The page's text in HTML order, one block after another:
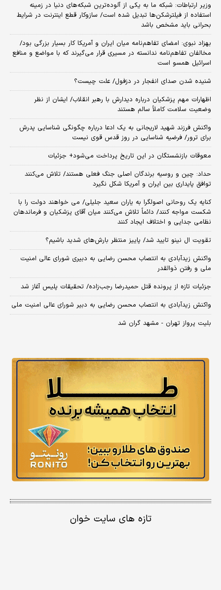
وزیر ارتباطات: شبکه ما به یکی از آلوده‌ترین شبکه‌های دنیا در زمینه
استفاده از فیلترشکن‌ها تبدیل شده است/ سازوکار قطع اینترنت در شرایط
بحرانی باید مشخص باشد
بهزاد نبوی: امضای تفاهم‌نامه میان ایران و آمریکا کار بسیار بزرگی بود/
مخالفان تفاهم‌نامه ندانسته در مسیری قرار می‌گیرند که با مواضع و منافع
اسرائیل همسو است
شنیده شدن صدای انفجار در دزفول/ علت چیست؟
اظهارات مهم پزشکیان درباره دیدارش با رهبر انقلاب/ ایشان از نظر
وضعیت سلامت کاملاً سالم هستند
واکنش فرزند شهید لاریجانی به یک ادعا درباره چگونگی شناسایی پدرش
برای ترور/ فرضیه شناسایی در روز قدس قوی نیست
معوقات بازنشستگان در این تاریخ پرداخت می‌شود+ جزئیات
حداد: چین و روسیه برندگان اصلی جنگ فعلی هستند/ تلاش می‌کنند
توافق پایداری بین ایران و آمریکا شکل نگیرد
کنایه یک روحانی اصولگرا به یاران سعید جلیلی/ می خواهند دولت را با
شکست مواجه کنند/ دائماً تلاش می‌کنند میان آقای پزشکیان و فرماندهان
نظامی جدایی و اختلاف ایجاد کنند
تقویت ال نینو تایید شد/ پاییز منتظر بارش‌های شدید باشیم؟
واکنش زیدآبادی به انتصاب محسن رضایی به دبیری شورای عالی امنیت
ملی و رفتن ذوالقدر
جزئیات تازه از پرونده قتل حمیدرضا رجب‌زاده/ تحقیقات پلیس آغاز شد
واکنش زیدآبادی به انتصاب محسن رضایی به دبیر شورای عالی امنیت ملی
بلیت پرواز تهران - مشهد گران شد
تازه های سایت خوان